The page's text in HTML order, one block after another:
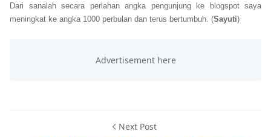
Dari sanalah secara perlahan angka pengunjung ke blogspot saya
meningkat ke angka 1000 perbulan dan terus bertumbuh. (Sayuti)
Next Post